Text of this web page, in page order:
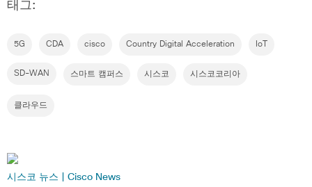
태그:
5G CDA cisco Country Digital Acceleration IoT
SD-WAN 스마트 캠퍼스 시스코 시스코코리아
클라우드
시스코 뉴스 | Cisco News